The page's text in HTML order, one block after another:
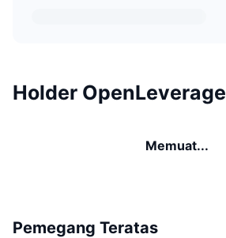
Holder OpenLeverage
Memuat...
Pemegang Teratas